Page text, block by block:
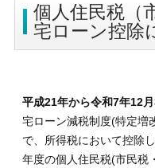
個人住民税（
宅ローン控除
平成21年から令和7年12月
宅ローン減税制度(特定増
で、所得税において控除
年度の個人住民税(市民税